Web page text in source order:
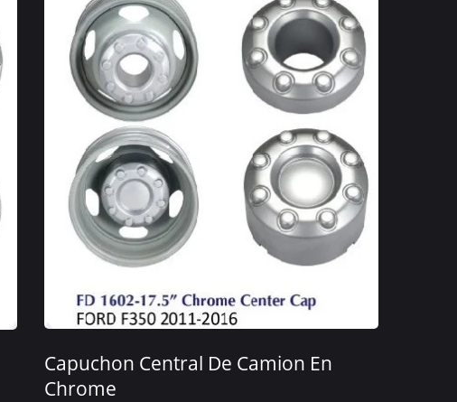
Capuchon Central De Camion En
Chrome